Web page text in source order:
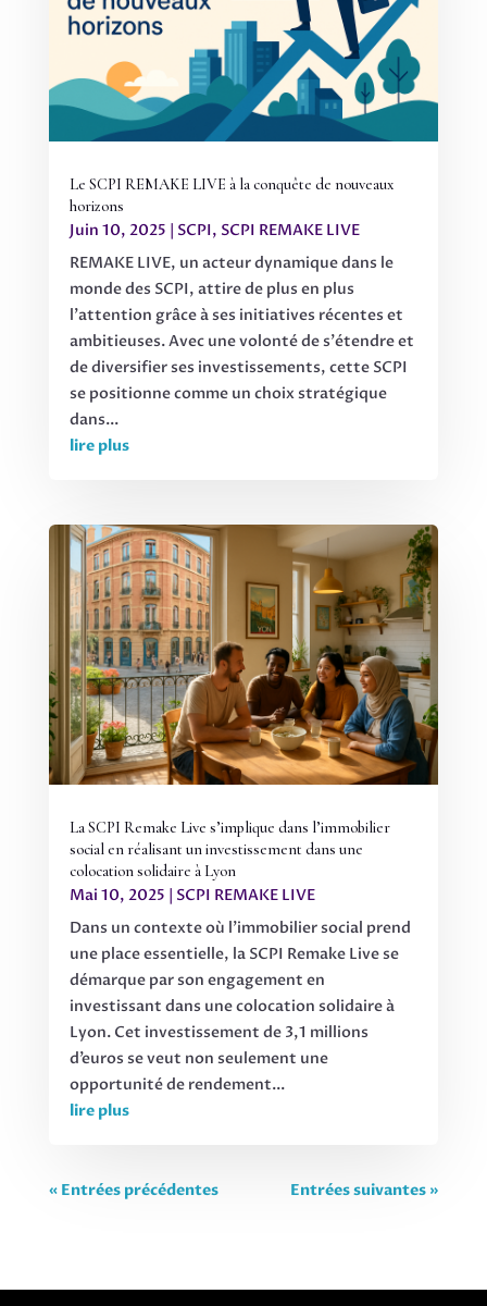
Le SCPI REMAKE LIVE à la conquête de nouveaux
horizons
Juin 10, 2025 | SCPI, SCPI REMAKE LIVE
REMAKE LIVE, un acteur dynamique dans le
monde des SCPI, attire de plus en plus
l'attention grâce à ses initiatives récentes et
ambitieuses. Avec une volonté de s'étendre et
de diversifier ses investissements, cette SCPI
se positionne comme un choix stratégique
dans...
lire plus
La SCPI Remake Live s’implique dans l’immobilier
social en réalisant un investissement dans une
colocation solidaire à Lyon
Mai 10, 2025
SCPI REMAKE LIVE
Dans un contexte où l'immobilier social prend
une place essentielle, la SCPI Remake Live se
démarque par son engagement en
investissant dans une colocation solidaire à
Lyon. Cet investissement de 3,1 millions
d’euros se veut non seulement une
opportunité de rendement...
lire plus
« Entrées précédentes Entrées suivantes »